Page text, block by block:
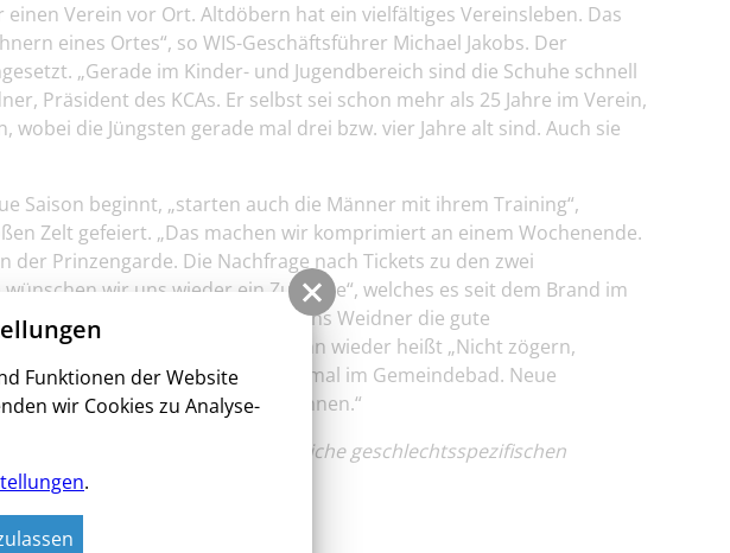
Verein vor Ort. Altdöbern hat ein vielfältiges Vereinsleben. Das
eines Ortes“, so WIS-Geschäftsführer Michael Jakobs. Der
„Gerade im Kinder- und Jugendbereich sind die Schuhe schnell
Präsident des KCAs. Er selbst sei schon mehr als 25 Jahre im Verein,
die Jüngsten gerade mal drei bzw. vier Jahre alt sind. Auch sie
Saison beginnt, „starten auch die Männer mit ihrem Training“,
Zelt gefeiert. „Das machen wir komprimiert an einem Wochenende.
Prinzengarde. Die Nachfrage nach Tickets zu den zwei
wir uns wieder ein Zuhause“, welches es seit dem Brand im
sind“, lobt Jens Weidner die gute
des kommenden Jahres dann wieder heißt „Nicht zögern,
zum Vereinsvergnügen – diesmal im Gemeindebad. Neue
die kommende mit üben zu können.“
Form verwendet. Sämtliche geschlechtsspezifischen
Funktionen der Website
wir Cookies zu Analyse-
.